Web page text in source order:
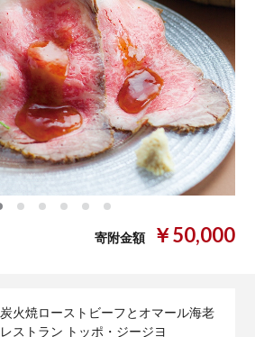
寄附金額 ￥50,000
炭火焼ローストビーフとオマール海老
レストラン トッポ・ジージヨ